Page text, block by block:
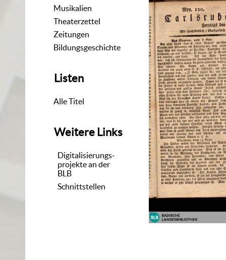
Musikalien
Theaterzettel
Zeitungen
Bildungsgeschichte
Listen
Alle Titel
Weitere Links
Digitalisierungs-
projekte an der
BLB
Schnittstellen